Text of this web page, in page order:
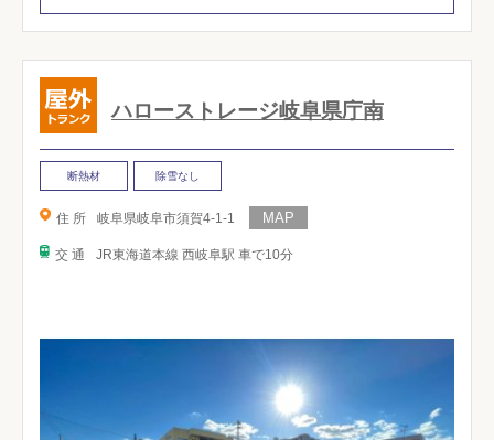
ハローストレージ岐阜県庁南
断熱材 除雪なし
住 所 岐阜県岐阜市須賀4-1-1
交 通 JR東海道本線 西岐阜駅 車で10分